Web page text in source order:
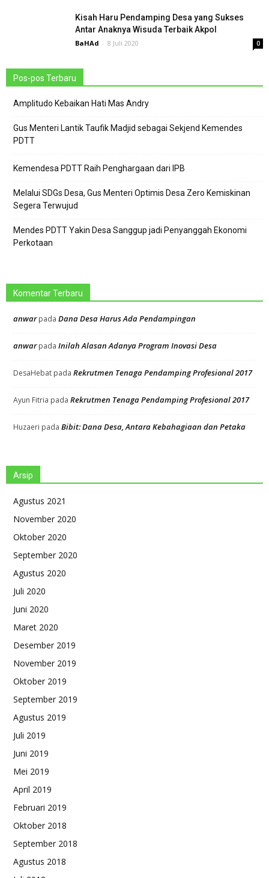
Kisah Haru Pendamping Desa yang Sukses
Antar Anaknya Wisuda Terbaik Akpol
BaHAd - 8 Juli 2020 0
Pos-pos Terbaru
Amplitudo Kebaikan Hati Mas Andry
Gus Menteri Lantik Taufik Madjid sebagai Sekjend Kemendes
PDTT
Kemendesa PDTT Raih Penghargaan dari IPB
Melalui SDGs Desa, Gus Menteri Optimis Desa Zero Kemiskinan
Segera Terwujud
Mendes PDTT Yakin Desa Sanggup jadi Penyanggah Ekonomi
Perkotaan
Komentar Terbaru
anwarpada Dana Desa Harus Ada Pendampingan
anwarpada Inilah Alasan Adanya Program Inovasi Desa
DesaHebat pada Rekrutmen Tenaga Pendamping Profesional 2017
Ayun Fitria pada Rekrutmen Tenaga Pendamping Profesional 2017
Huzaeri pada Bibit: Dana Desa, Antara Kebahagiaan dan Petaka
Arsip
Agustus 2021
November 2020
Oktober 2020
September 2020
Agustus 2020
Juli 2020
Juni 2020
Maret 2020
Desember 2019
November 2019
Oktober 2019
September 2019
Agustus 2019
Juli 2019
Juni 2019
Mei 2019
April 2019
Februari 2019
Oktober 2018
September 2018
Agustus 2018